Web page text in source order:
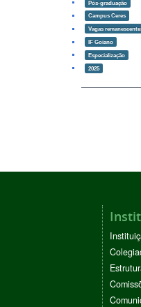
Pós-graduação
Campus Ceres
Vagas
IF Goiano
Especialização
2025